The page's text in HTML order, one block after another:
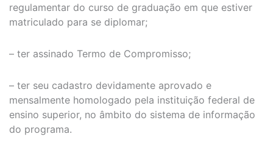
regulamentar do curso de graduação em que estiver
matriculado para se diplomar;
– ter assinado Termo de Compromisso;
– ter seu cadastro devidamente aprovado e
mensalmente homologado pela instituição federal de
ensino superior, no âmbito do sistema de informação
do programa.